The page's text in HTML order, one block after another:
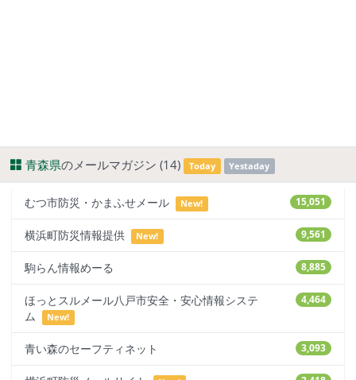
青森県のメールマガジン (14) Today Yestaday
15,051
むつ市防災・かまふせメール New!
9,561
横浜町防災情報提供 New!
8,885
駒らん情報めーる
4,464
ほっとスルメール八戸市安全・安心情報システ
ム
New!
3,093
青い森のセーフティネット